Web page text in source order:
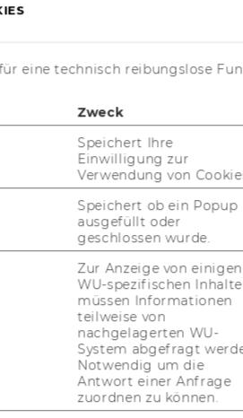
is the new
of IJRM
of the In­sti­tu­te for
De­part­ment) is the
Jour­nal of Re­se­arch in
Eu­ropean Mar­ke­ting
​US-based mar­ke­ting
coun­tries. IJRM has more
eine technisch reibungslose
Zweck
Speichert Ihre
Einwilligung zur
Verwendung von
Speichert ob ein Popup
ausgefüllt oder
geschlossen wurde.
Zur Anzeige von einigen
WU-spezifischen
müssen Informationen
teilweise von
nachgelagerten WU-
System abgefragt
Notwendig um die
Antwort einer Anfrage
zuordnen zu können.